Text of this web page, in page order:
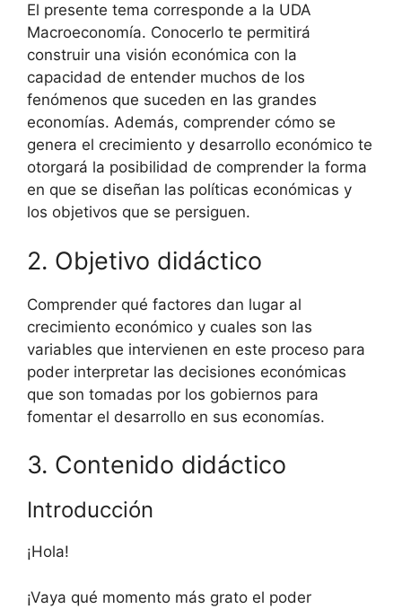
El presente tema corresponde a la UDA
Macroeconomía. Conocerlo te permitirá
construir una visión económica con la
capacidad de entender muchos de los
fenómenos que suceden en las grandes
economías. Además, comprender cómo se
genera el crecimiento y desarrollo económico te
otorgará la posibilidad de comprender la forma
en que se diseñan las políticas económicas y
los objetivos que se persiguen.
2. Objetivo didáctico
Comprender qué factores dan lugar al
crecimiento económico y cuales son las
variables que intervienen en este proceso para
poder interpretar las decisiones económicas
que son tomadas por los gobiernos para
fomentar el desarrollo en sus economías.
3. Contenido didáctico
Introducción
¡Hola!
¡Vaya qué momento más grato el poder